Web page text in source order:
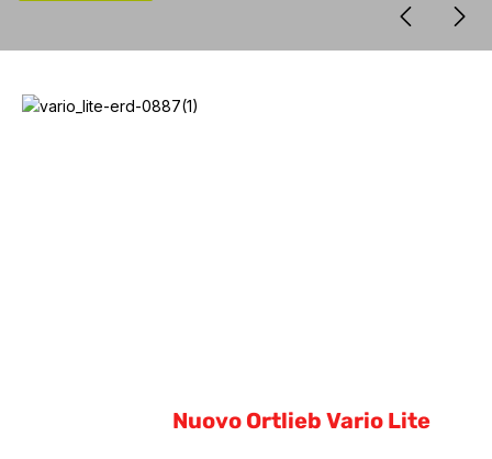
Nuovo Ortlieb Vario Lite
Nuovo Ortlieb Vario Lite